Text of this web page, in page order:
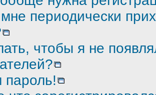
периодически
чтобы я не
пароль!